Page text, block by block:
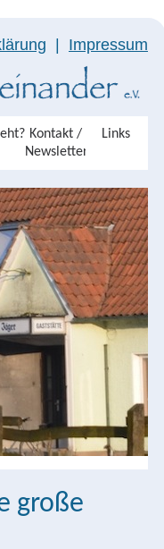
Impressum
Kontakt /
Newsletter
Links
große